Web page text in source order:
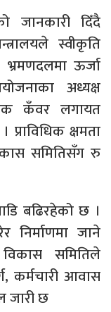
जानकारी दिँदै
स्वीकृति
ऊर्जा
अध्यक्ष
कँवर लगायत
क्षमता
समितिसँग रु
बढिरहेको छ ।
निर्माणमा जाने
समितिले
कर्मचारी आवास
जारी छ